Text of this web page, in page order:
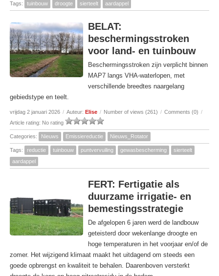
Tags: tuinbouw droogte sierteelt aardappel
BELAT:
beschermingsstroken
voor land- en tuinbouw
Beschermingsstroken zijn verplicht binnen
MAP7 langs VHA‑waterlopen, met
verschillende breedtes naargelang
gebiedstype en teelt.
vrijdag 2 januari 2026 / Auteur: Elise / Number of views (261) / Comments (0) /
Article rating: No rating
Categories: Nieuws Emissiereductie Nieuws_Rotator
Tags: reductie tuinbouw puntvervuiling gewasbescherming
sierteelt
aardappel
FERT: Fertigatie als
duurzame irrigatie- en
bemestingsstrategie
De afgelopen 6 jaren werd de landbouw
geteisterd door wekenlange droogte en
hoge temperaturen in het voorjaar en/of de
zomer. Het wijzigend klimaat maakt het uitdagend om steeds een
goede opbrengst en kwaliteit te behalen. Daarenboven versterkt